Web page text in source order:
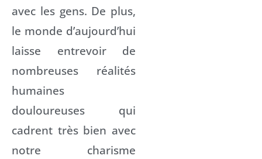
avec les gens. De plus,
le monde d’aujourd’hui
laisse entrevoir de
nombreuses réalités
humaines
douloureuses qui
cadrent très bien avec
notre charisme